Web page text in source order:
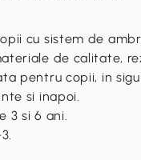
cu sistem de
de calitate,
pentru copii, in
si inapoi.
3 si 6 ani.